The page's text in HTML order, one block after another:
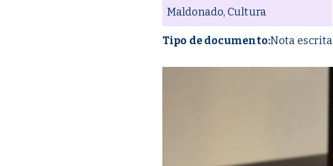
Maldonado, Cultura
Tipo de documento:Nota escrita